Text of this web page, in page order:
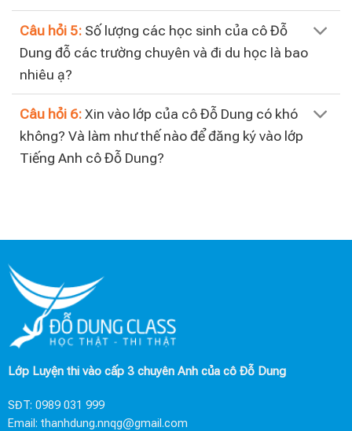
Câu hỏi 5: Số lượng các học sinh của cô Đỗ
Dung đỗ các trường chuyên và đi du học là bao
nhiêu ạ?
Câu hỏi 6: Xin vào lớp của cô Đỗ Dung có khó
không? Và làm như thế nào để đăng ký vào lớp
Tiếng Anh cô Đỗ Dung?
Lớp Luyện thi vào cấp 3 chuyên Anh của cô Đỗ Dung
SĐT: 0989 031 999
Email: thanhdung.nnqg@gmail.com